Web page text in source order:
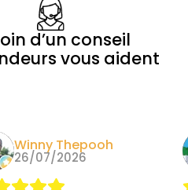
d’un conseil
vous aident
Winny Thepooh
26/07/2026